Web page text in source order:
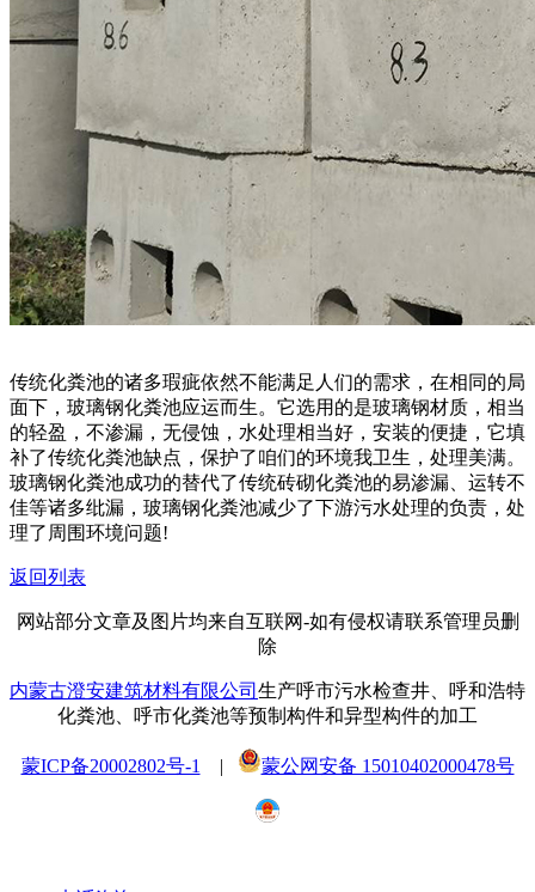
传统化粪池的诸多瑕疵依然不能满足人们的需求，在相同的局
面下，玻璃钢化粪池应运而生。它选用的是玻璃钢材质，相当
的轻盈，不渗漏，无侵蚀，水处理相当好，安装的便捷，它填
补了传统化粪池缺点，保护了咱们的环境我卫生，处理美满。
玻璃钢化粪池成功的替代了传统砖砌化粪池的易渗漏、运转不
佳等诸多纰漏，玻璃钢化粪池减少了下游污水处理的负责，处
理了周围环境问题!
返回列表
网站部分文章及图片均来自互联网-如有侵权请联系管理员删
除
内蒙古澄安建筑材料有限公司 生产呼市污水检查井、呼和浩特
化粪池、呼市化粪池等预制构件和异型构件的加工
蒙ICP备20002802号-1 | 蒙公网安备 15010402000478号